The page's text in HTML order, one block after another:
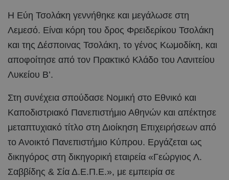
Η Εύη Τσολάκη γεννήθηκε και μεγάλωσε στη
Λεμεσό. Είναι κόρη του δρος Φρειδερίκου Τσολάκη
και της Δέσποινας Τσολάκη, το γένος Κωμοδίκη, και
αποφοίτησε από τον Πρακτικό Κλάδο του Λανιτείου
Λυκείου Β’.
Στη συνέχεια σπούδασε Νομική στο Εθνικό και
Καποδιστριακό Πανεπιστήμιο Αθηνών και απέκτησε
μεταπτυχιακό τίτλο στη Διοίκηση Επιχειρήσεων από
το Ανοικτό Πανεπιστήμιο Κύπρου. Εργάζεται ως
δικηγόρος στη δικηγορική εταιρεία «Γεώργιος Λ.
Σαββίδης & Σία Δ.Ε.Π.Ε.», με εμπειρία σε